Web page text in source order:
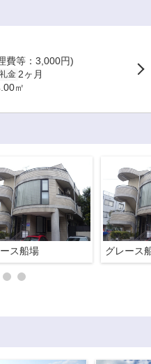
費等：3,000円)
礼金 2ヶ月
㎡
ス船場 グレース